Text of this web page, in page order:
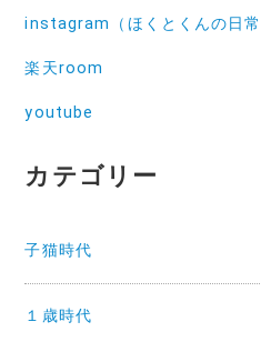
instagram（ほくとくんの日常
楽天room
youtube
カテゴリー
子猫時代
１歳時代